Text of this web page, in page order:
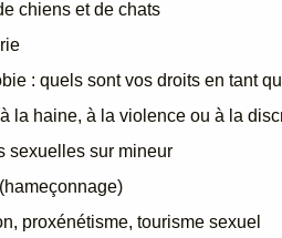
chiens et de chats
: quels sont vos droits en tant
à la haine, à la violence ou à la
sexuelles sur mineur
proxénétisme, tourisme sexuel